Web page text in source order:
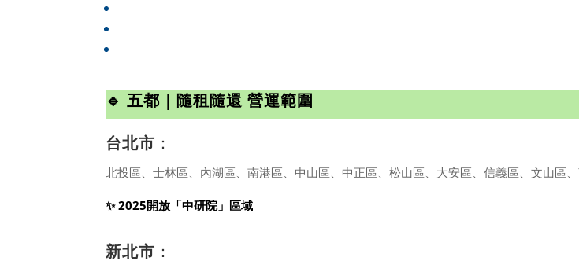
🔹 五都｜隨租隨還 營運範圍
台北市 ：
北投區、士林區、內湖區、南港區、中山區、中正區、松山區、大安區、信義區、文山區
✨ 2025開放「中研院」區域
新北市 ：